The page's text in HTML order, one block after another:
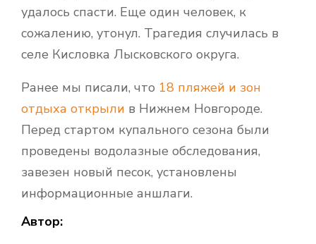
удалось спасти. Еще один человек, к
сожалению, утонул. Трагедия случилась в
селе Кисловка Лысковского округа.
Ранее мы писали, что 18 пляжей и зон
отдыха открыли в Нижнем Новгороде.
Перед стартом купального сезона были
проведены водолазные обследования,
завезен новый песок, установлены
информационные аншлаги.
Автор: